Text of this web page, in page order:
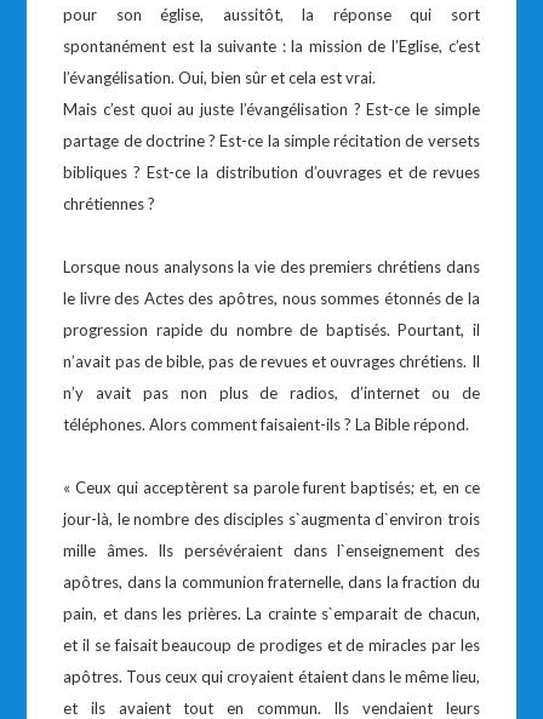
pour son église, aussitôt, la réponse qui sort
spontanément est la suivante : la mission de l’Eglise, c’est
l’évangélisation. Oui, bien sûr et cela est vrai.
Mais c’est quoi au juste l’évangélisation ? Est-ce le simple
partage de doctrine ? Est-ce la simple récitation de versets
bibliques ? Est-ce la distribution d’ouvrages et de revues
chrétiennes ?
Lorsque nous analysons la vie des premiers chrétiens dans
le livre des Actes des apôtres, nous sommes étonnés de la
progression rapide du nombre de baptisés. Pourtant, il
n’avait pas de bible, pas de revues et ouvrages chrétiens. Il
n’y avait pas non plus de radios, d’internet ou de
téléphones. Alors comment faisaient-ils ? La Bible répond.
« Ceux qui acceptèrent sa parole furent baptisés; et, en ce
jour-là, le nombre des disciples s`augmenta d`environ trois
mille âmes. Ils persévéraient dans l`enseignement des
apôtres, dans la communion fraternelle, dans la fraction du
pain, et dans les prières. La crainte s`emparait de chacun,
et il se faisait beaucoup de prodiges et de miracles par les
apôtres. Tous ceux qui croyaient étaient dans le même lieu,
et ils avaient tout en commun. Ils vendaient leurs